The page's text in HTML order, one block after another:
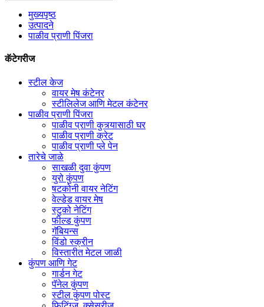
मुख्यपृष्ठ
उत्पादने
पाळीव प्राणी पिंजरा
कॅटेगरीज
स्टील केज
वायर मेष कंटेनर
स्टीलिलेज आणि मेटल कंटेनर
पाळीव प्राणी पिंजरा
पाळीव प्राणी कुत्र्यासाठी घर
पाळीव प्राणी क्रेट
पाळीव प्राणी प्ले पेन
तारेचे जाळे
साखळी दुवा कुंपण
युरो कुंपण
षटकोनी वायर नेटिंग
वेल्डेड वायर मेष
स्टुको नेटिंग
फील्ड कुंपण
गॅबियन्स
विंडो स्क्रीन
विस्तारीत मेटल जाळी
कुंपण आणि गेट
गार्डन गेट
पॅनेल कुंपण
स्टील कुंपण पोस्ट